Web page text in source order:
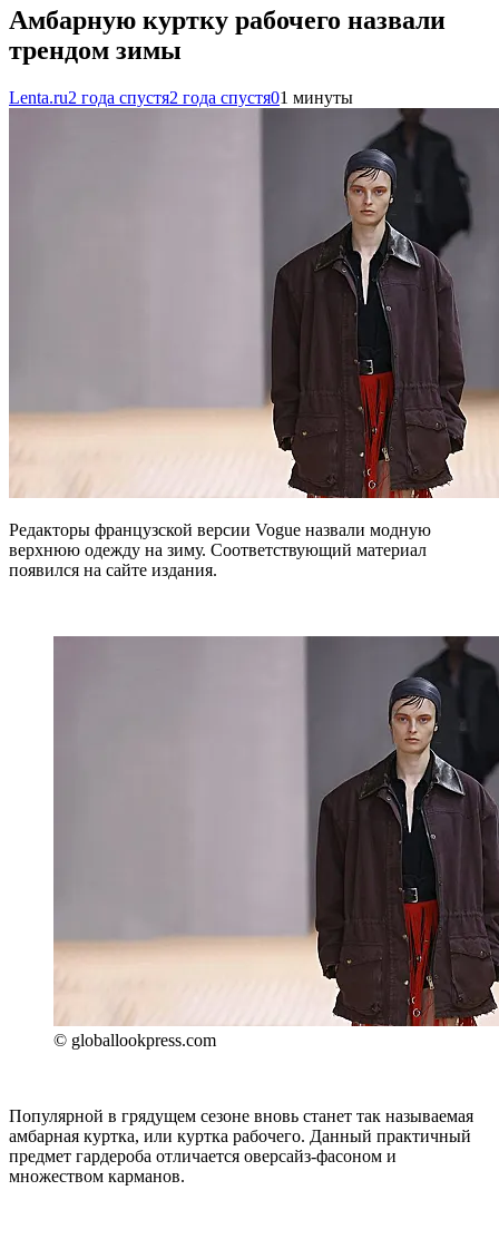
Амбарную куртку рабочего назвали
трендом зимы
Lenta.ru2 года спустя2 года спустя01 минуты
Редакторы французской версии Vogue назвали модную
верхнюю одежду на зиму. Соответствующий материал
появился на сайте издания.
© globallookpress.com
Популярной в грядущем сезоне вновь станет так называемая
амбарная куртка, или куртка рабочего. Данный практичный
предмет гардероба отличается оверсайз-фасоном и
множеством карманов.